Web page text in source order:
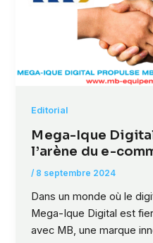
Editorial
Mega-Ique
l’arène du e-
/ 8 septembre 2024
Dans un monde où le
Mega-Ique Digital est
avec MB, une marque